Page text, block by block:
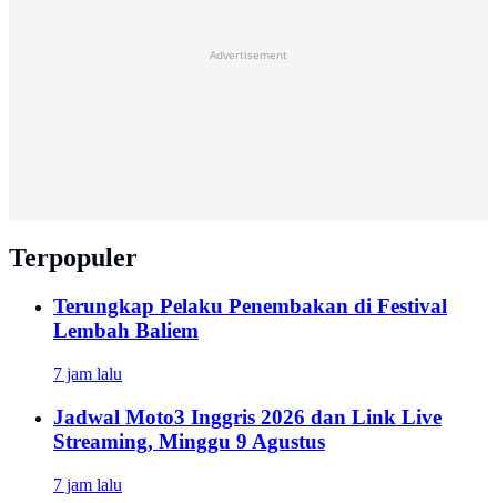
Advertisement
Terpopuler
Terungkap Pelaku Penembakan di Festival
Lembah Baliem
7 jam lalu
Jadwal Moto3 Inggris 2026 dan Link Live
Streaming, Minggu 9 Agustus
7 jam lalu